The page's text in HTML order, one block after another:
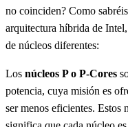
no coinciden? Como
arquitectura híbrida de
de núcleos diferentes:
Los núcleos P o P-Cores
potencia, cuya misión es
ser menos eficientes.